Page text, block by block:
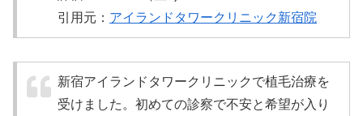
引用元： アイランドタワークリニック新宿院
新宿アイランドタワークリニックで植毛治療を
受けました。初めての診察で不安と希望が入り